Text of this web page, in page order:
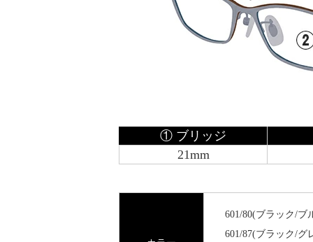
① ブリッジ
21mm
601/80(ブラック/ブ
601/87(ブラック/グ